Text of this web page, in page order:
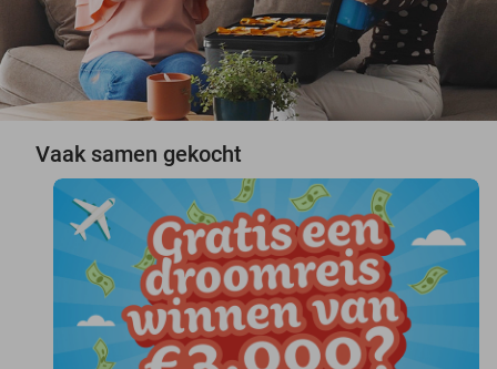
Vaak samen gekocht